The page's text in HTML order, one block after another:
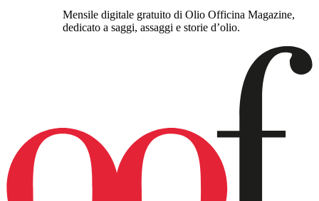
Mensile digitale gratuito di Olio Officina Magazine,
dedicato a saggi, assaggi e storie d’olio.